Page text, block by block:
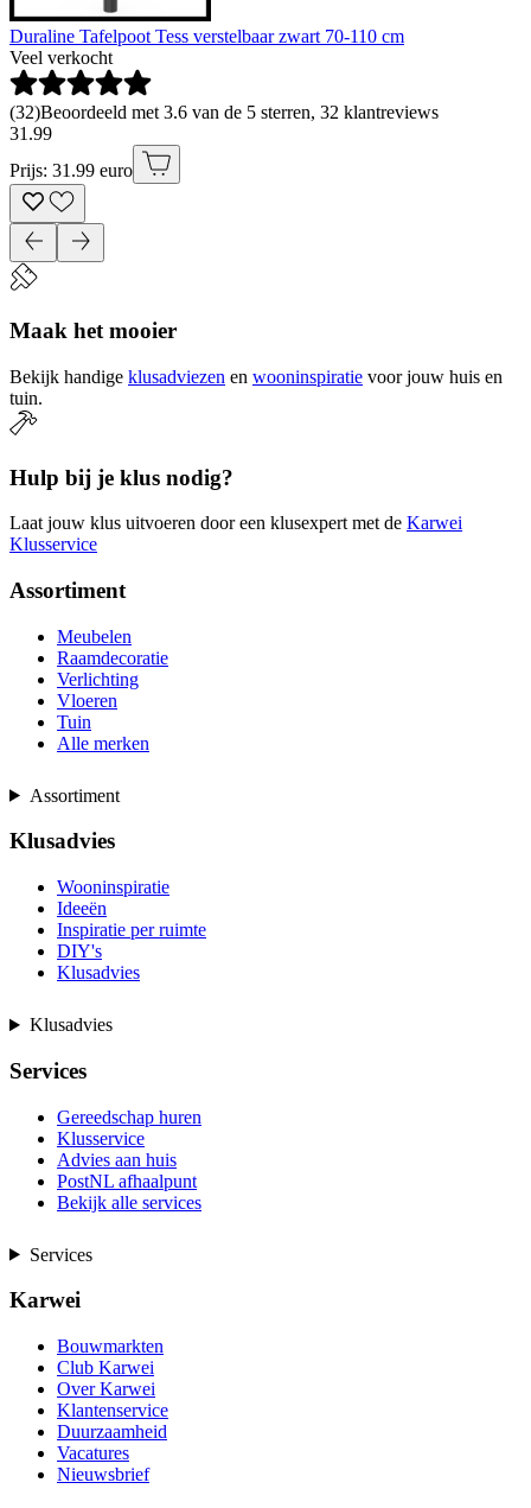
Duraline Tafelpoot Tess verstelbaar zwart 70-110 cm
Veel verkocht
(32)Beoordeeld met 3.6 van de 5 sterren, 32 klantreviews
31.99
Prijs: 31.99 euro
Maak het mooier
Bekijk handige klusadviezen en wooninspiratie voor jouw huis en
tuin.
Hulp bij je klus nodig?
Laat jouw klus uitvoeren door een klusexpert met de Karwei
Klusservice
Assortiment
Meubelen
Raamdecoratie
Verlichting
Vloeren
Tuin
Alle merken
Assortiment
Klusadvies
Wooninspiratie
Ideeën
Inspiratie per ruimte
DIY's
Klusadvies
Klusadvies
Services
Gereedschap huren
Klusservice
Advies aan huis
PostNL afhaalpunt
Bekijk alle services
Services
Karwei
Bouwmarkten
Club Karwei
Over Karwei
Klantenservice
Duurzaamheid
Vacatures
Nieuwsbrief